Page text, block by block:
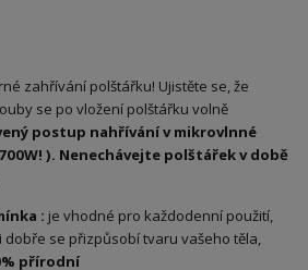
zahřívání polštářku! Ujistěte se, že
se po vložení polštářku volně
postup nahřívání v mikrovlnné
). Nenechávejte polštářek v době
: je vhodné pro každodenní použití,
dobře se přizpůsobí tvaru vašeho těla,
přírodní